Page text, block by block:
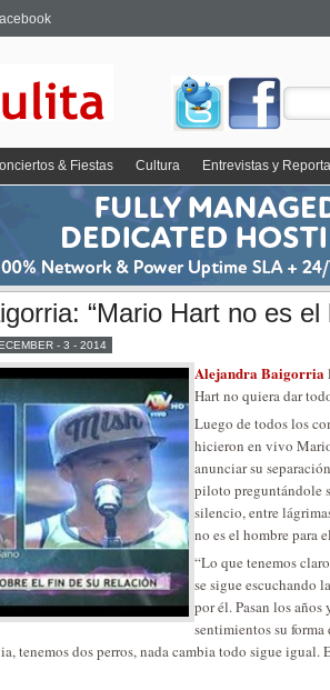
& Fiestas Cultura Entrevistas y
“Mario Hart no es el
- 3 - 2014
Alejandra Baigorria
Hart no quiera dar
Luego de todos los
hicieron en vivo
anunciar su
piloto preguntándole
silencio, entre
no es el hombre para
“Lo que tenemos
se sigue escuchando
por él. Pasan los años
sentimientos su forma
tenemos dos perros, nada cambia todo sigue igual.